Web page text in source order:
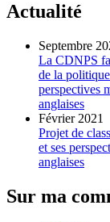
Actualité
Septembre
La CDNPS
de la
perspectives
anglaises
Février 2021
Projet de
et ses
anglaises
Sur ma